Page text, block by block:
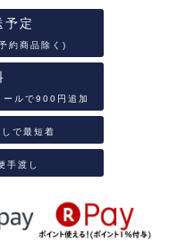
予定
約商品除く)
ールで900円追加
で最短着
手渡し